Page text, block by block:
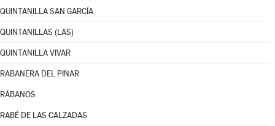
QUINTANILLA SAN GARCÍA
QUINTANILLAS (LAS)
QUINTANILLA VIVAR
RABANERA DEL PINAR
RÁBANOS
RABÉ DE LAS CALZADAS